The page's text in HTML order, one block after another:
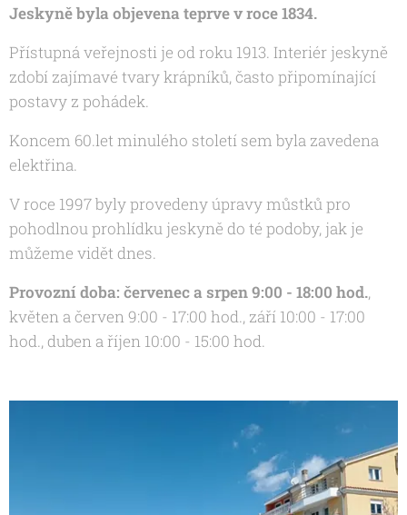
Jeskyně byla objevena teprve v roce 1834.
Přístupná veřejnosti je od roku 1913. Interiér jeskyně
zdobí zajímavé tvary krápníků, často připomínající
postavy z pohádek.
Koncem 60.let minulého století sem byla zavedena
elektřina.
V roce 1997 byly provedeny úpravy můstků pro
pohodlnou prohlídku jeskyně do té podoby, jak je
můžeme vidět dnes.
Provozní doba: červenec a srpen 9:00 - 18:00 hod.,
květen a červen 9:00 - 17:00 hod., září 10:00 - 17:00
hod., duben a říjen 10:00 - 15:00 hod.